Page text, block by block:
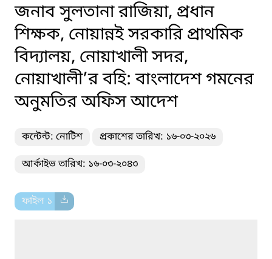
জনাব সুলতানা রাজিয়া, প্রধান
শিক্ষক, নোয়ান্নই সরকারি প্রাথমিক
বিদ্যালয়, নোয়াখালী সদর,
নোয়াখালী’র বহি: বাংলাদেশ গমনের
অনুমতির অফিস আদেশ
কন্টেন্ট: নোটিশ প্রকাশের তারিখ: ১৬-০৩-২০২৬
আর্কাইভ তারিখ: ১৬-০৩-২০৪৩
ফাইল ১